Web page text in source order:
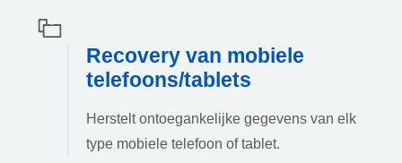
Recovery van mobiele
telefoons/tablets
Herstelt ontoegankelijke gegevens van elk
type mobiele telefoon of tablet.